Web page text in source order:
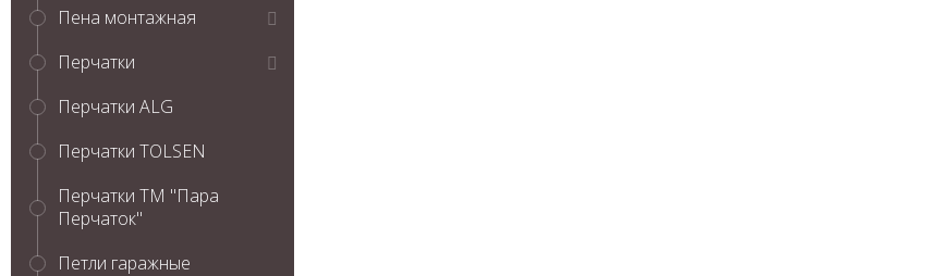
Пена монтажная
Перчатки
Перчатки ALG
Перчатки TOLSEN
Перчатки ТМ "Пара
Перчаток"
Петли гаражные